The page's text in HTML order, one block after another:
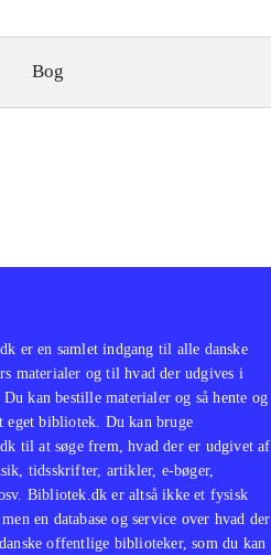
Bog
er en samlet indgang til alle danske
materialer og til hvad der udgives i
kan bestille materialer og så hente og
eget bibliotek. Du kan bruge
til at søge frem, hvad der er udgivet af
tidsskrifter, artikler, e-bøger,
Bibliotek.dk er altså ikke et fysisk
en database og service over hvad der
offentlige biblioteker, som du kan